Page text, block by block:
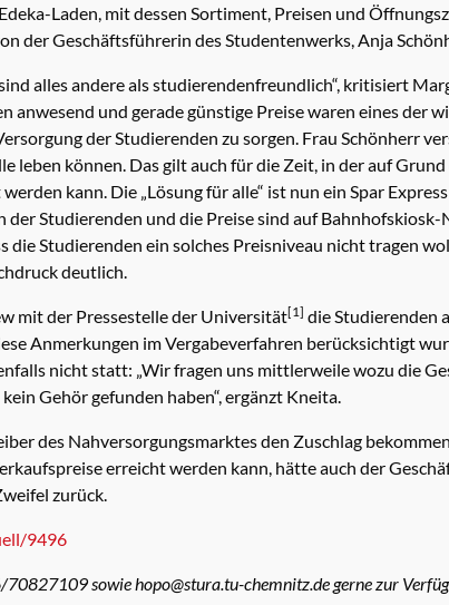
Laden, mit dessen Sortiment, Preisen und
der Geschäftsführerin des Studentenwerks, Anja
alles andere als studierendenfreundlich“, kritisiert
anwesend und gerade günstige Preise waren eines der
der Studierenden zu sorgen. Frau Schönherr
leben können. Das gilt auch für die Zeit, in der auf
kann. Die „Lösung für alle“ ist nun ein Spar
Studierenden und die Preise sind auf
Studierenden ein solches Preisniveau nicht tragen
deutlich.
mit der Pressestelle der Universität[1] die Studierenden
Anmerkungen im Vergabeverfahren berücksichtigt
nicht statt: „Wir fragen uns mittlerweile wozu die
Gehör gefunden haben“, ergänzt Kneita.
des Nahversorgungsmarktes den Zuschlag
erreicht werden kann, hätte auch der
zurück.
9496
sowie hopo@stura.tu-chemnitz.de gerne zur